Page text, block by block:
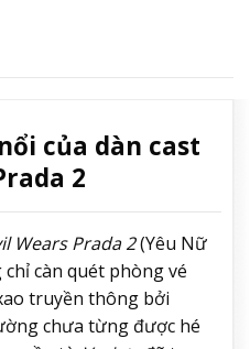
của dàn cast
2
Wears Prada 2(Yêu Nữ
càn quét phòng vé
truyền thông bởi
chưa từng được hé